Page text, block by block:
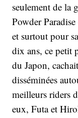
seulement de la
Powder
et surtout pour
dix ans, ce petit
du Japon,
disséminées
meilleurs riders
eux, Futa et